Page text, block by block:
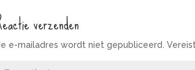
verzenden
e-mailadres wordt niet gepubliceerd.